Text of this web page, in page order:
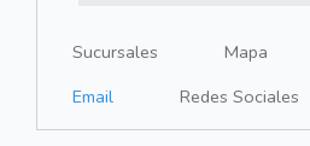
Sucursales Mapa
Email
Redes Sociales